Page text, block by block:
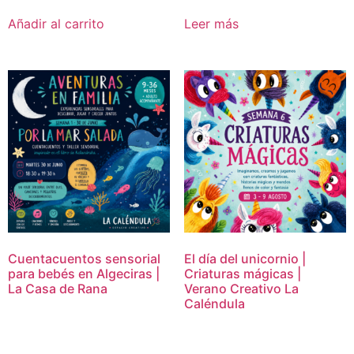
Añadir al carrito Leer más
Cuentacuentos sensorial
para bebés en Algeciras |
La Casa de Rana
El día del unicornio |
Criaturas mágicas |
Verano Creativo La
Caléndula